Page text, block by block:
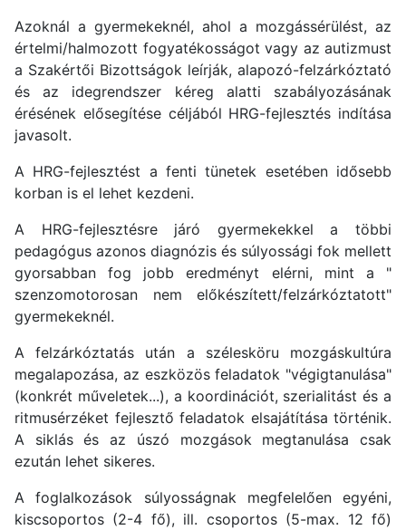
Azoknál a gyermekeknél, ahol a mozgássérülést, az
értelmi/halmozott fogyatékosságot vagy az autizmust
a Szakértői Bizottságok leírják, alapozó-felzárkóztató
és az idegrendszer kéreg alatti szabályozásának
érésének elősegítése céljából HRG-fejlesztés indítása
javasolt.
A HRG-fejlesztést a fenti tünetek esetében idősebb
korban is el lehet kezdeni.
A HRG-fejlesztésre járó gyermekekkel a többi
pedagógus azonos diagnózis és súlyossági fok mellett
gyorsabban fog jobb eredményt elérni, mint a "
szenzomotorosan nem előkészített/felzárkóztatott"
gyermekeknél.
A felzárkóztatás után a szélesköru mozgáskultúra
megalapozása, az eszközös feladatok "végigtanulása"
(konkrét műveletek...), a koordinációt, szerialitást és a
ritmusérzéket fejlesztő feladatok elsajátítása történik.
A siklás és az úszó mozgások megtanulása csak
ezután lehet sikeres.
A foglalkozások súlyosságnak megfelelően egyéni,
kiscsoportos (2-4 fő), ill. csoportos (5-max. 12 fő)